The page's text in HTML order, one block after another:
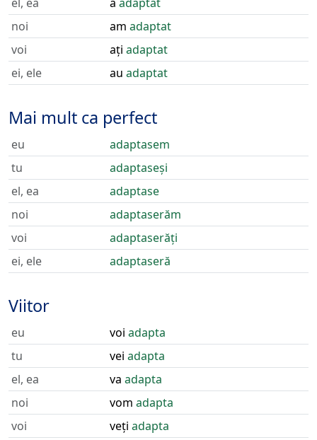
noi
am adaptat
voi
ați adaptat
ei, ele
au adaptat
Mai mult ca perfect
eu
adaptasem
tu
adaptaseși
el, ea
adaptase
noi
adaptaserăm
voi
adaptaserăți
ei, ele
adaptaseră
Viitor
eu voi adapta
tu
vei adapta
el, ea
va adapta
noi
vom adapta
voi
veți adapta